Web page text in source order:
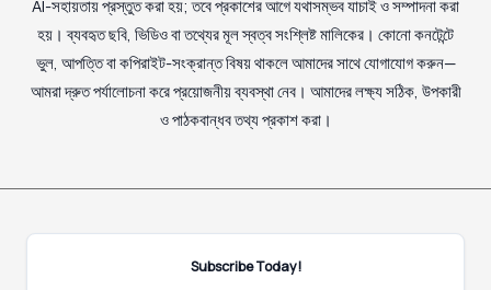
AI-সহায়তায় প্রস্তুত করা হয়; তবে প্রকাশের আগে যথাসম্ভব যাচাই ও সম্পাদনা করা
হয়। ব্যবহৃত ছবি, ভিডিও বা তথ্যের মূল স্বত্ব সংশ্লিষ্ট মালিকের। কোনো কনটেন্টে
ভুল, আপত্তি বা কপিরাইট-সংক্রান্ত বিষয় থাকলে আমাদের সাথে যোগাযোগ করুন—
আমরা দ্রুত পর্যালোচনা করে প্রয়োজনীয় ব্যবস্থা নেব। আমাদের লক্ষ্য সঠিক, উপকারী
ও পাঠকবান্ধব তথ্য প্রকাশ করা।
Subscribe Today!